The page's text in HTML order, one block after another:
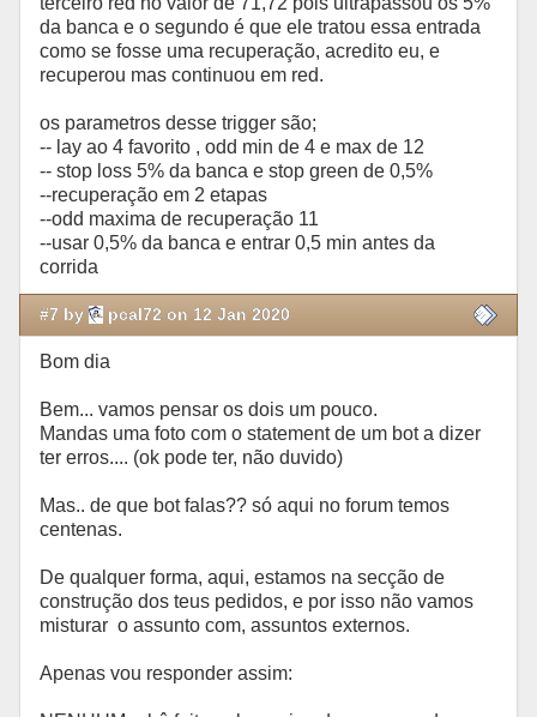
da banca e o segundo é que ele tratou essa entrada
como se fosse uma recuperação, acredito eu, e
recuperou mas continuou em red.
os parametros desse trigger são;
-- lay ao 4 favorito , odd min de 4 e max de 12
-- stop loss 5% da banca e stop green de 0,5%
--recuperação em 2 etapas
--odd maxima de recuperação 11
--usar 0,5% da banca e entrar 0,5 min antes da
corrida
#7 by pcal72 on 12 Jan 2020
Bom dia
Bem... vamos pensar os dois um pouco.
Mandas uma foto com o statement de um bot a dizer
ter erros.... (ok pode ter, não duvido)
Mas.. de que bot falas?? só aqui no forum temos
centenas.
De qualquer forma, aqui, estamos na secção de
construção dos teus pedidos, e por isso não vamos
misturar o assunto com, assuntos externos.
Apenas vou responder assim: